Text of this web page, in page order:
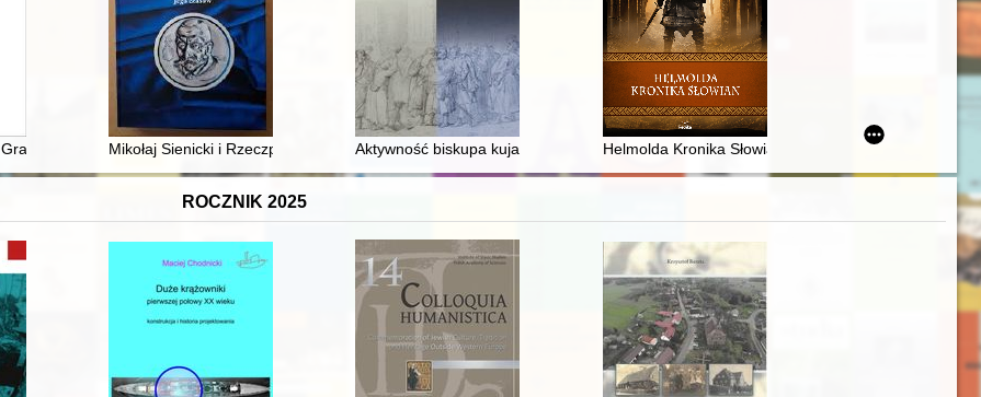
przebieg, skutkiz Towarzystwem Naukowym Krakowskim
Mikołaj Sienicki i Rzeczpospolita jego czasówAktywność biskupa kujawskiego Andrzeja Zebrzydowskiego w przełomowym roku 1548 –
Helmolda Kronika Słowian
ROCZNIK 2025